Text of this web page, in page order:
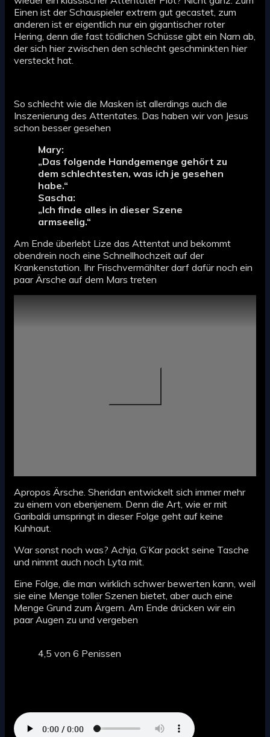
Einen ist der Schauspieler extrem gut gecastet, zum
anderen ist er eigentlich nur ein gigantischer roter
Hering, denn die fast tödlichen Schüsse gibt ein Narn ab,
der sich hier zwischen den schlecht geschminkten hier
versteckt hat.
So schlecht wie die Masken ist allerdings auch die
Inszenierung des Attentates. Das haben wir von Jesus
schon besser gesehen
Mary:
„Das folgende Handgemenge gehört zu
dem schlechtesten, was ich je gesehen
habe.“
Sascha:
„Ich finde alles in dieser Szene
armseelig.“
Am Ende überlebt Lize das Attentat und bekommt
obendrein noch eine Schnellhochzeit auf der
Krankenstation. Ihr Frischvermählter darf dafür noch ein
paar Ärsche auf dem Mars treten
Apropos Ärsche. Sheridan entwickelt sich immer mehr
zu einem von ebenjenem. Denn die Art, wie er mit
Garibaldi umspringt in dieser Folge geht auf keine
Kuhhaut.
War sonst noch was? Achja, G’Kar packt seine Tasche
und nimmt auch noch Lyta mit.
Eine Folge, die man wirklich schwer bewerten kann, weil
sie eine Menge toller Szenen bietet, aber auch eine
Menge Grund zum Ärgern. Am Ende drücken wir ein
paar Augen zu und vergeben
4,5 von 6 Penissen